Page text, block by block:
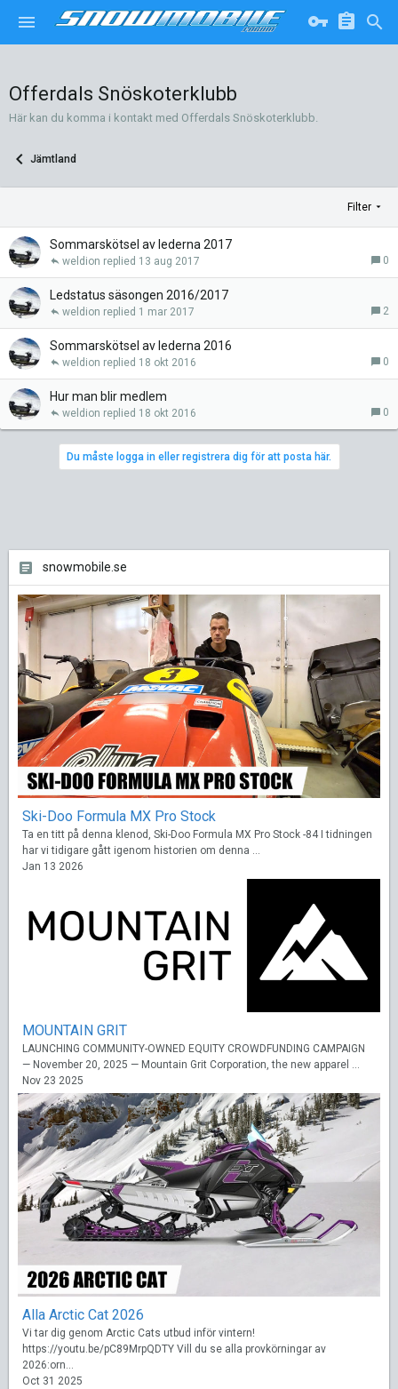
Offerdals Snöskoterklubb
Här kan du komma i kontakt med Offerdals Snöskoterklubb.
Jämtland
Filter
Sommarskötsel av lederna 2017
0
13 aug 2017
weldion
Ledstatus säsongen 2016/2017
2
1 mar 2017
weldion
Sommarskötsel av lederna 2016
0
18 okt 2016
weldion
Hur man blir medlem
0
18 okt 2016
weldion
Du måste logga in eller registrera dig för att posta här.
snowmobile.se
Ski-Doo Formula MX Pro Stock
Ta en titt på denna klenod, Ski-Doo Formula MX Pro Stock -84 I tidningen
har vi tidigare gått igenom historien om denna ...
Jan 13 2026
MOUNTAIN GRIT
LAUNCHING COMMUNITY-OWNED EQUITY CROWDFUNDING CAMPAIGN
— November 20, 2025 — Mountain Grit Corporation, the new apparel ...
Nov 23 2025
Alla Arctic Cat 2026
Vi tar dig genom Arctic Cats utbud inför vintern!
https://youtu.be/pC89MrpQDTY Vill du se alla provkörningar av
2026:orn...
Oct 31 2025